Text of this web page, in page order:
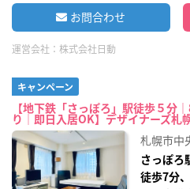
お問合わせ
運営会社： 株式会社日動
キャンペーン
【地下鉄「さっぽろ」駅徒歩５分
り｜即日入居OK】デザイナーズ札
札幌市中
さっぽろ
徒歩7分